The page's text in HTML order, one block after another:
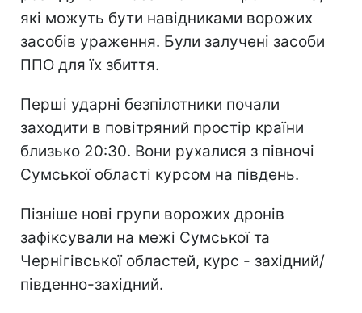
які можуть бути навідниками ворожих
засобів ураження. Були залучені засоби
ППО для їх збиття.
Перші ударні безпілотники почали
заходити в повітряний простір країни
близько 20:30. Вони рухалися з півночі
Сумської області курсом на південь.
Пізніше нові групи ворожих дронів
зафіксували на межі Сумської та
Чернігівської областей, курс - західний/
південно-західний.